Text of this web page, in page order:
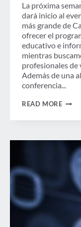
La próxima
dará inicio al
más grande de
ofrecer el
educativo e
mientras
profesionales de
Además de una
conferencia...
READ MORELAS
GBTA
UNIR